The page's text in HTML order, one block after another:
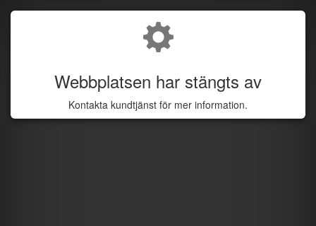
Webbplatsen har stängts av
Kontakta kundtjänst för mer information.